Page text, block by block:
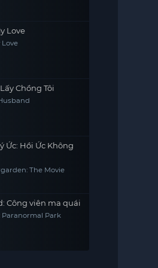
Love
Love
Chồng Tôi
Ức: Hồi Ức Không
The Movie
Công viên ma quái
Paranormal Park